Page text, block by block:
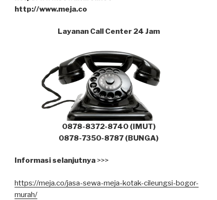
http://www.meja.co
Layanan Call Center 24 Jam
0878-8372-8740 (IMUT)
0878-7350-8787 (BUNGA)
Informasi selanjutnya >>>
https://meja.co/jasa-sewa-meja-kotak-cileungsi-bogor-
murah/